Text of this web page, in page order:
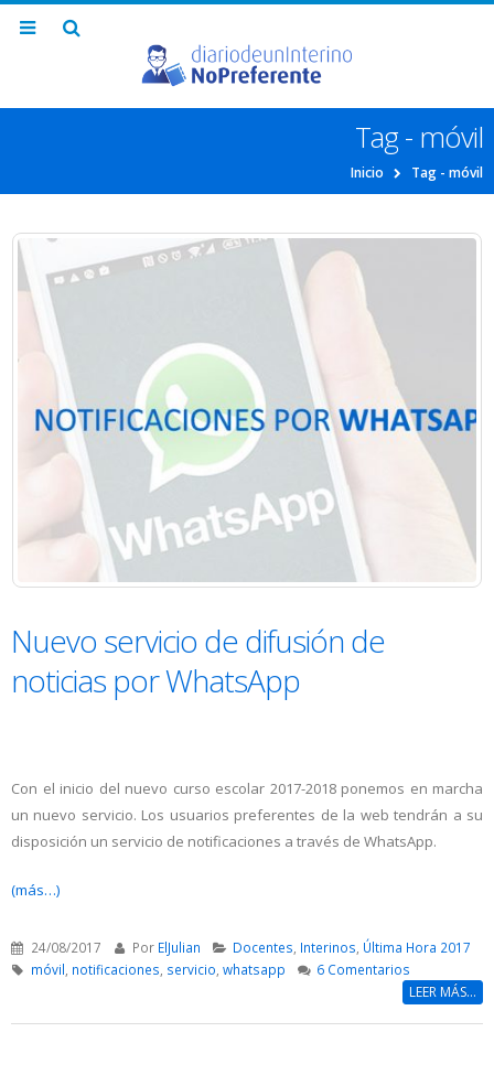
Tag - móvil
Inicio Tag - móvil
Nuevo servicio de difusión de
noticias por WhatsApp
Con el inicio del nuevo curso escolar 2017-2018 ponemos en marcha
un nuevo servicio. Los usuarios preferentes de la web tendrán a su
disposición un servicio de notificaciones a través de WhatsApp.
(más…)
24/08/2017 Por ElJulian Docentes, Interinos, Última Hora 2017
móvil, notificaciones, servicio, whatsapp 6 Comentarios
LEER MÁS...